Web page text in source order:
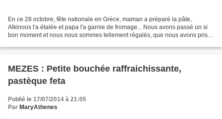
En ce 28 octobre, fête nationale en Grèce, maman a préparé la pâte,
Alkinoos l'a étalée et papa l'a garnie de fromage... Nous avons passé un si
bon moment et nous nous sommes tellement régalés, que nous avons pris
MEZES : Petite bouchée raffraichissante,
pastèque feta
Publié le 17/07/2014 à 21:05
Par MaryAthenes